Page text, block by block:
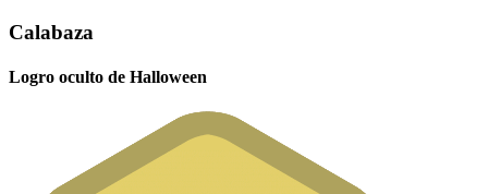
Calabaza
Logro oculto de Halloween